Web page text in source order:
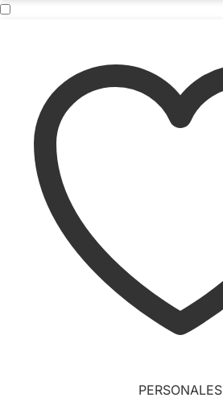
PERSONALES